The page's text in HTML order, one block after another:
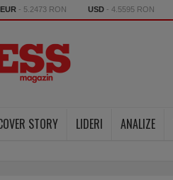
EUR - 5.2473 RON USD - 4.5595 RON
STORY LIDERI ANALIZE